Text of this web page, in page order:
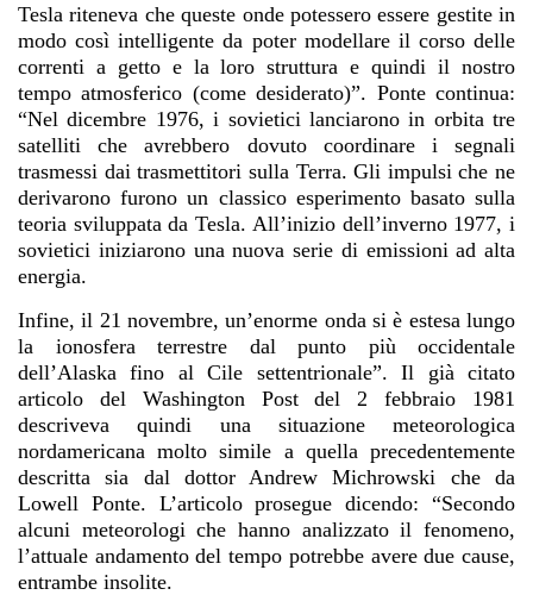
Tesla riteneva che queste onde potessero essere gestite in
modo così intelligente da poter modellare il corso delle
correnti a getto e la loro struttura e quindi il nostro
tempo atmosferico (come desiderato)”. Ponte continua:
“Nel dicembre 1976, i sovietici lanciarono in orbita tre
satelliti che avrebbero dovuto coordinare i segnali
trasmessi dai trasmettitori sulla Terra. Gli impulsi che ne
derivarono furono un classico esperimento basato sulla
teoria sviluppata da Tesla. All’inizio dell’inverno 1977, i
sovietici iniziarono una nuova serie di emissioni ad alta
energia.
Infine, il 21 novembre, un’enorme onda si è estesa lungo
la ionosfera terrestre dal punto più occidentale
dell’Alaska fino al Cile settentrionale”. Il già citato
articolo del Washington Post del 2 febbraio 1981
descriveva quindi una situazione meteorologica
nordamericana molto simile a quella precedentemente
descritta sia dal dottor Andrew Michrowski che da
Lowell Ponte. L’articolo prosegue dicendo: “Secondo
alcuni meteorologi che hanno analizzato il fenomeno,
l’attuale andamento del tempo potrebbe avere due cause,
entrambe insolite.